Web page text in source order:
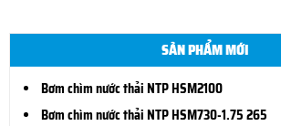
SẢN PHẨM MỚI
Bơm chìm nước thải NTP HSM2100
Bơm chìm nước thải NTP HSM730-1.75 265